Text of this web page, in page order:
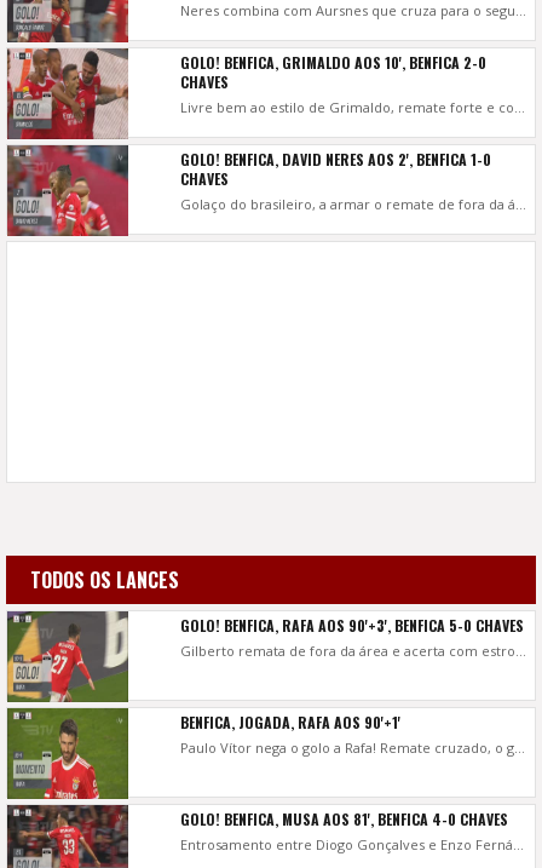
Neres combina com Aursnes que cruza para o segundo poste, Paulo Vítor falha o alívio e Gonçalo Ramos à boca da baliza a encostar para o 3-0.
GOLO! BENFICA, GRIMALDO AOS 10', BENFICA 2-0
CHAVES
Livre bem ao estilo de Grimaldo, remate forte e colocado, Paulo Vítor bem se lança, e ainda parece tocar mas não consegue negar o 2-0!
GOLO! BENFICA, DAVID NERES AOS 2', BENFICA 1-0
CHAVES
Golaço do brasileiro, a armar o remate de fora da área, atira de pé esquerdo ao ângulo superior direito, sem hipótese de defesa para Paulo Vítor!
TODOS OS LANCES
GOLO! BENFICA, RAFA AOS 90'+3', BENFICA 5-0 CHAVES
Gilberto remata de fora da área e acerta com estrondo na barra, a bola bate no relvado e sobra para Rafa que, mais rápido que Paulo Vítor a recuperar posição, encosta de cabeça para dentro da baliza.
BENFICA, JOGADA, RAFA AOS 90'+1'
Paulo Vítor nega o golo a Rafa! Remate cruzado, o guardião a esticar-se e a tirar para canto.
GOLO! BENFICA, MUSA AOS 81', BENFICA 4-0 CHAVES
Entrosamento entre Diogo Gonçalves e Enzo Fernández no centro do terreno, o argentino serve Musa na direita, o croata atira a contar e faz o 4-0!